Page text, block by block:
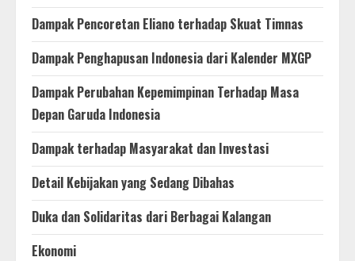
Dampak Pencoretan Eliano terhadap Skuat Timnas
Dampak Penghapusan Indonesia dari Kalender MXGP
Dampak Perubahan Kepemimpinan Terhadap Masa
Depan Garuda Indonesia
Dampak terhadap Masyarakat dan Investasi
Detail Kebijakan yang Sedang Dibahas
Duka dan Solidaritas dari Berbagai Kalangan
Ekonomi